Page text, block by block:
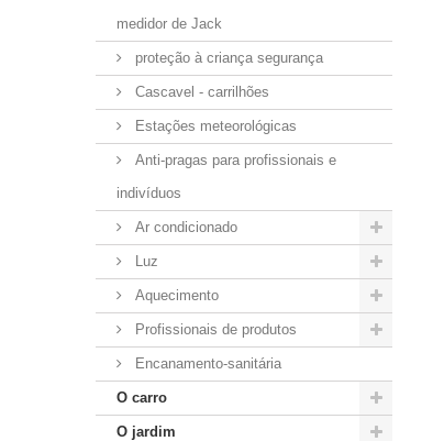
medidor de Jack
proteção à criança segurança
Cascavel - carrilhões
Estações meteorológicas
Anti-pragas para profissionais e
indivíduos
Ar condicionado
Luz
Aquecimento
Profissionais de produtos
Encanamento-sanitária
O carro
O jardim